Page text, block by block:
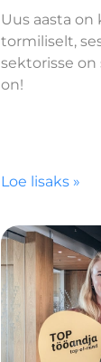
Uus aasta
tormiliselt,
sektorisse on
on!
Loe lisaks »